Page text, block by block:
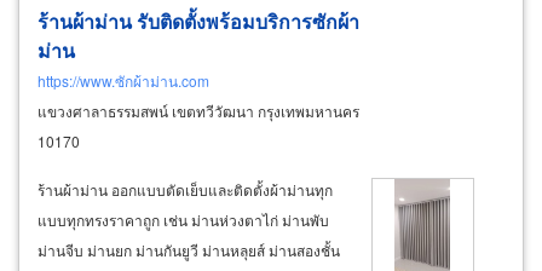
ร้านผ้าม่าน รับติดตั้งพร้อมบริการซักผ้า
ม่าน
https://www.ซักผ้าม่าน.com
แขวงศาลาธรรมสพน์ เขตทวีวัฒนา กรุงเทพมหานคร
10170
ร้านผ้าม่าน ออกแบบตัดเย็บและติดตั้งผ้าม่านทุก
แบบทุกทรงราคาถูก เช่น ม่านห่วงตาไก่ ม่านพับ
ม่านจีบ ม่านยก ม่านกันยูวี ม่านหลุยส์ ม่านสองชั้น